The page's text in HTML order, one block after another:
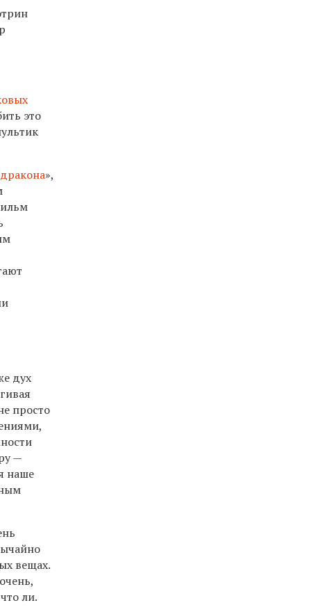
это
»,
дух
просто
—
наше
вещах.
ли.